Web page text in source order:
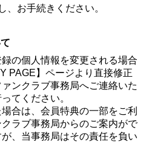
、お手続きください。
の個人情報を変更される場合
PAGE】ページより直接修正
ンクラブ事務局へご連絡いた
てください。
合は、会員特典の一部をご利
ラブ事務局からのご案内がで
、当事務局はその責任を負い